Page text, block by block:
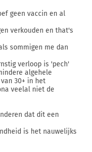
geen vaccin en al
verkouden en that's
sommigen me dan
verloop is 'pech'
algehele
30+ in het
veelal niet de
dat dit een
is het nauwelijks